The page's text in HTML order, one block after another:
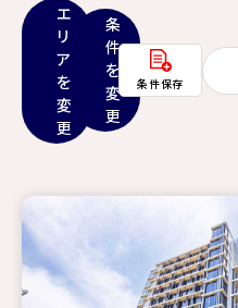
エ
リ
ア
を
変
更
条
件
を
変
更
条件保存